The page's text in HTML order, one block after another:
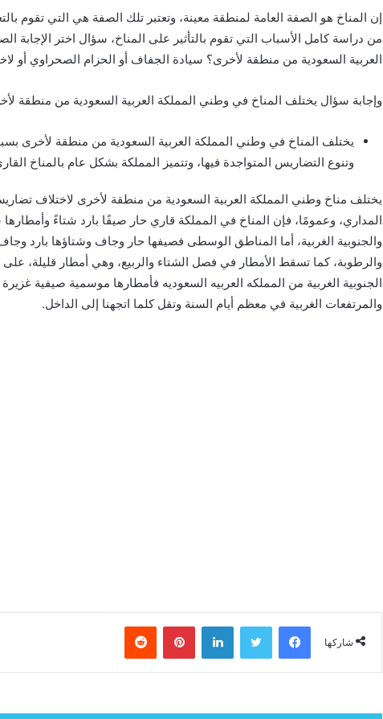
إن المناخ هو الصفة العامة لمنطقة معينة، وتعتبر تلك الصفة هي التي تقوم
من دراسة كامل الأسباب التي تقوم بالتأثير على المناخ، سؤال اختر الإجابة
العربية السعودية من منطقة لأخرى؟ سيادة الجفاف أو الحزام الصحراوي أو
وإجابة سؤال يختلف المناخ في وطني المملكة العربية السعودية من منطقة
يختلف المناخ في وطني المملكة العربية السعودية من منطقة لأخرى
وتنوع التضاريس المتواجدة فيها، وتتميز المملكة بشكل عام بالمناخ
يختلف مناخ وطني المملكة العربية السعودية من منطقة لأخرى لاختلاف
المداري، وعمومًا، فإن المناخ في المملكة قاري حار صيفًا بارد شتاءً وأمطارها
والجنوبية الغربية، أما المناطق الوسطى فصيفها حار وجاف وشتاؤها بارد
والرطوبة، كما تسقط الأمطار في فصل الشتاء والربيع، وهي أمطار قليلة،
الجنوبية الغربية من المملكه العربيه السعوديه فأمطارها موسمية صيفية
والمرتفعات الغربية في معظم أيام السنة وتقل كلما اتجهنا إلى الداخل.
شاركها
فيسبوك تويتر لينكدإن بينتيريست